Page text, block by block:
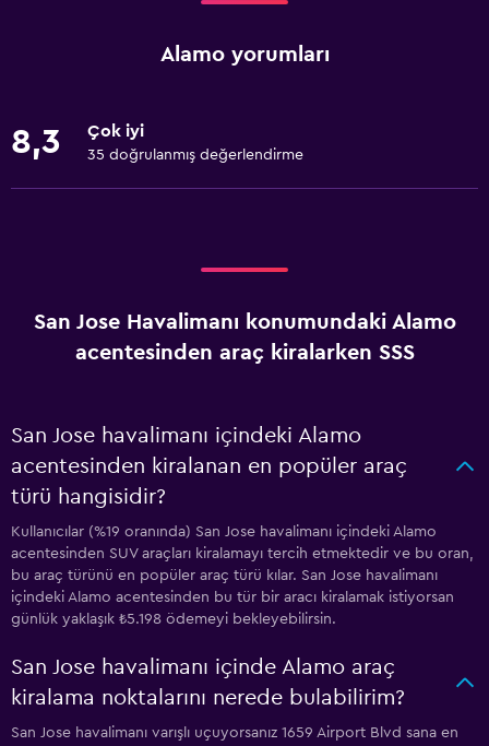
Alamo yorumları
8,3 Çok iyi
35 doğrulanmış değerlendirme
San Jose Havalimanı konumundaki Alamo
acentesinden araç kiralarken SSS
San Jose havalimanı içindeki Alamo
acentesinden kiralanan en popüler araç
türü hangisidir?
Kullanıcılar (%19 oranında) San Jose havalimanı içindeki Alamo
acentesinden SUV araçları kiralamayı tercih etmektedir ve bu oran,
bu araç türünü en popüler araç türü kılar. San Jose havalimanı
içindeki Alamo acentesinden bu tür bir aracı kiralamak istiyorsan
günlük yaklaşık ₺5.198 ödemeyi bekleyebilirsin.
San Jose havalimanı içinde Alamo araç
kiralama noktalarını nerede bulabilirim?
San Jose havalimanı varışlı uçuyorsanız 1659 Airport Blvd sana en